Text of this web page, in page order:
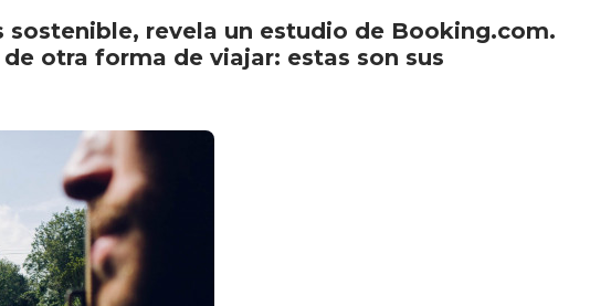
revela un estudio de Booking.com.
otra forma de viajar: estas son sus